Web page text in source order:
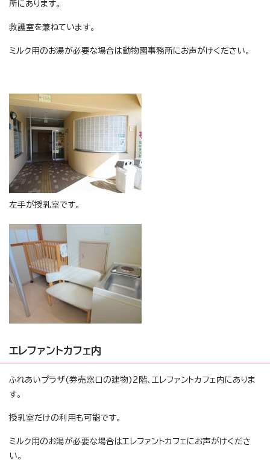
所にあります。
救護室を兼ねています。
ミルク用のお湯が必要な場合は動物園事務所にお声がけください。
左手が授乳室です。
エレファントカフェ内
ふれあいプラザ(券売窓口の建物)2階、エレファントカフェ内にありま
す。
授乳室だけの利用も可能です。
ミルク用のお湯が必要な場合はエレファントカフェにお声がけくださ
い。